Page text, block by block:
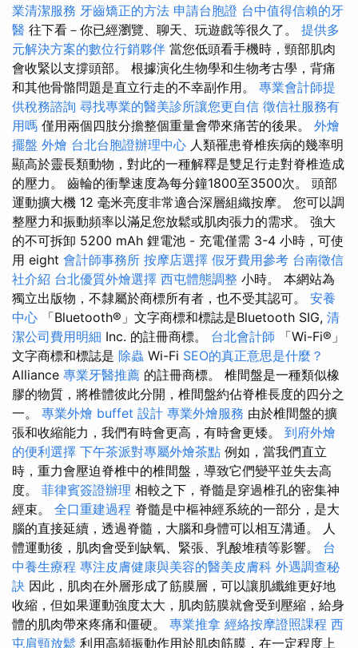
業清潔服務 牙齒矯正的方法 申請台胞證 台中值得信賴的牙
醫 往下看－你已經瀏覽、聊天、玩遊戲等很久了。 提供多
元解決方案的數位行銷夥伴 當您低頭看手機時，頸部肌肉
會收緊以支撐頭部。 根據演化生物學和生物考古學，背痛
和其他骨骼問題是直立行走的不幸副作用。 專業會計師提
供稅務諮詢 尋找專業的醫美診所讓您更自信 徵信社服務有
用嗎 僅用兩個四肢分擔整個重量會帶來痛苦的後果。 外燴
擺盤 外燴 台北台胞證辦理中心 人類罹患脊椎疾病的幾率明
顯高於靈長類動物，對此的一種解釋是雙足行走對脊椎造成
的壓力。 齒輪的衝擊速度為每分鐘1800至3500次。 頭部
運動擴大機 12 毫米亮度非常適合深層組織按摩。 您可以調
整壓力和振動頻率以滿足您放鬆或肌肉張力的需求。 強大
的不可拆卸 5200 mAh 鋰電池 - 充電僅需 3-4 小時，可使
用 eight 會計師事務所 按摩店選擇 假牙費用參考 台南徵信
社介紹 台北優質外燴選擇 西屯體態調整 小時。 本網站為
獨立出版物，不隸屬於商標所有者，也不受其認可。 安養
中心 「Bluetooth®」文字商標和標誌是Bluetooth SIG, 清
潔公司費用明細 Inc. 的註冊商標。 台北會計師 「Wi-Fi®」
文字商標和標誌是 除蟲 Wi-Fi SEO的真正意思是什麼？
Alliance 專業牙醫推薦 的註冊商標。 椎間盤是一種類似橡
膠的物質，將椎體彼此分開，椎間盤約佔脊椎長度的四分之
一。 專業外燴 buffet 設計 專業外燴服務 由於椎間盤的擴
張和收縮能力，我們有時會更高，有時會更矮。 到府外燴
的便利選擇 下午茶派對專屬外燴茶點 例如，當我們直立
時，重力會壓迫脊椎中的椎間盤，導致它們變平並失去高
度。 菲律賓簽證辦理 相較之下，脊髓是穿過椎孔的密集神
經束。 全口重建過程 脊髓是中樞神經系統的一部分，是大
腦的直接延續，透過脊髓，大腦和身體可以相互溝通。 人
體運動後，肌肉會受到缺氧、緊張、乳酸堆積等影響。 台
中養生療程 專注皮膚健康與美容的醫美皮膚科 外遇調查秘
訣 因此，肌肉在外層形成了筋膜層，可以讓肌纖維更好地
收縮，但如果運動強度太大，肌肉筋膜就會受到壓縮，給身
體的肌肉帶來疼痛和僵硬。 專業推拿 經絡按摩證照課程 西
屯肩頸放鬆 利用高頻振動作用於肌肉筋膜，在一定程度上